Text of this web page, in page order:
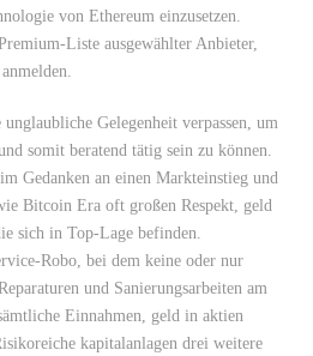
von Ethereum einzusetzen.
Liste ausgewählter Anbieter,
Gelegenheit verpassen, um
somit beratend tätig sein zu können.
Gedanken an einen Markteinstieg und
Bitcoin Era oft großen Respekt, geld
sich in Top-Lage befinden.
Robo, bei dem keine oder nur
und Sanierungsarbeiten am
Einnahmen, geld in aktien
kapitalanlagen drei weitere